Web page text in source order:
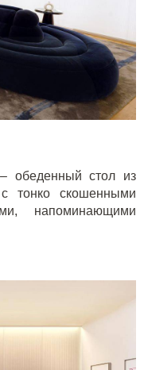
обеденный стол из
тонко скошенными
напоминающими